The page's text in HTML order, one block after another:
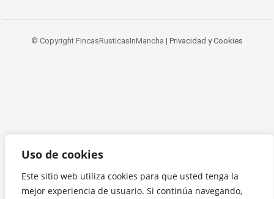
Uso de cookies
Este sitio web utiliza cookies para que usted tenga la
mejor experiencia de usuario. Si continúa navegando,
© Copyright FincasRusticasInMancha | Privacidad y Cookies